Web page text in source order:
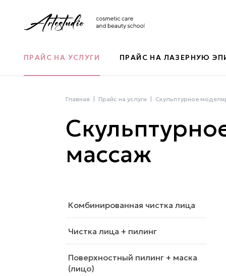
ПРАЙС НА УСЛУГИ ПРАЙС НА ЛАЗЕРНУЮ
Главная Прайс на услуги Скульптурное
массаж
Комбинированная чистка лица
Чистка лица + пилинг
Поверхностный пилинг + маска
(лицо)